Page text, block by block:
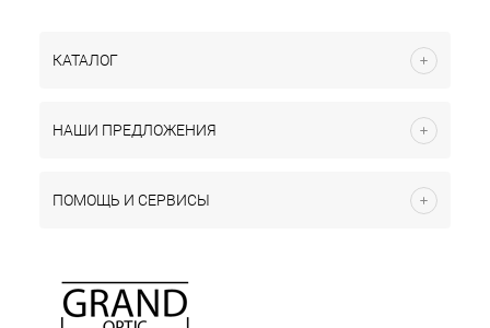
КАТАЛОГ
НАШИ ПРЕДЛОЖЕНИЯ
ПОМОЩЬ И СЕРВИСЫ